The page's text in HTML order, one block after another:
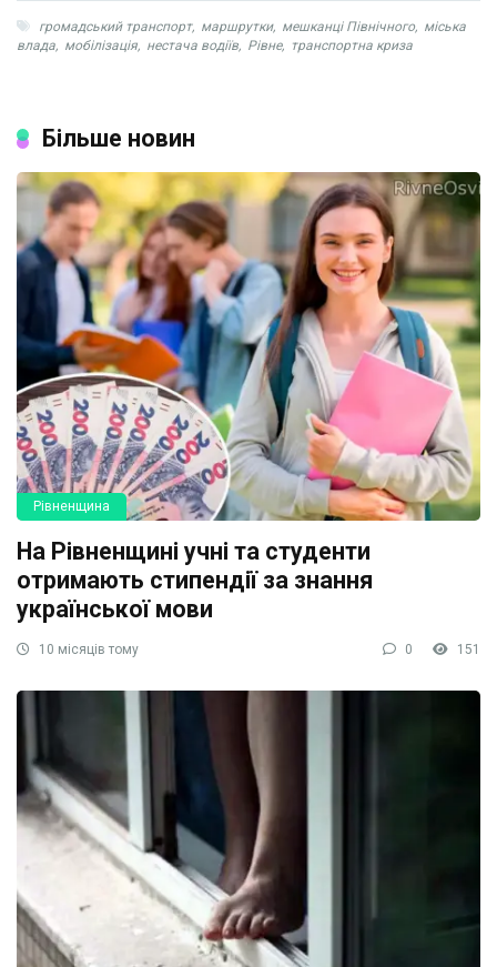
громадський транспорт, маршрутки, мешканці Північного, міська
влада, мобілізація, нестача водіїв, Рівне, транспортна криза
Більше новин
Рівненщина
На Рівненщині учні та студенти
отримають стипендії за знання
української мови
10 місяців тому 0 151